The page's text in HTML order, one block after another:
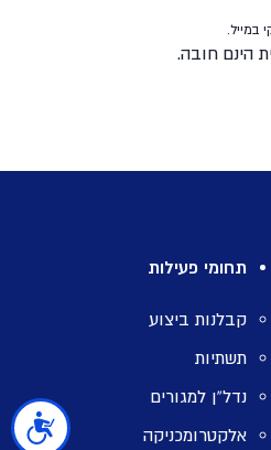
נגישות
במייל.
הינם חובה.
תחומי פעילות
קבלנות ביצוע
תשתיות
נדל”ן למגורים
אלקטרומכניקה